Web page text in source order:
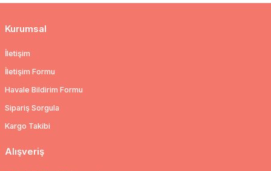
Kurumsal
İletişim
İletişim Formu
Havale Bildirim Formu
Sipariş Sorgula
Kargo Takibi
Alışveriş